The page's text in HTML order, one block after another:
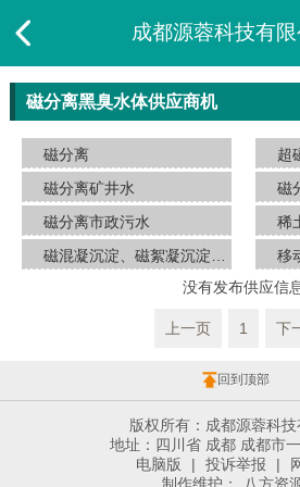
成都源蓉科技有限
磁分离黑臭水体供应商机
磁分离
超
磁分离矿井水
磁
磁分离市政污水
稀
移
没有发布供应信
上一页 1 下
回到顶部
版权所有：成都源蓉科技
地址：四川省 成都 成都市
电脑版
| 投诉举报 |